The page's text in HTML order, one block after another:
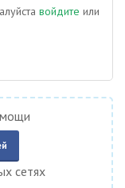
войдите или
сетях